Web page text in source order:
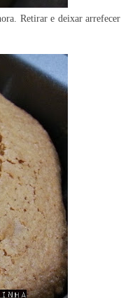
Retirar e deixar arrefecer